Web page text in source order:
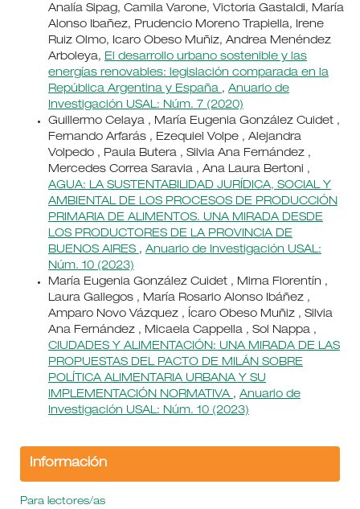
Analía Sipag, Camila Varone, Victoria Gastaldi, María
Alonso Ibañez, Prudencio Moreno Trapiella, Irene
Ruiz Olmo, Icaro Obeso Muñiz, Andrea Menéndez
Arboleya, El desarrollo urbano sostenible y las
energías renovables: legislación comparada en la
República Argentina y España , Anuario de
Investigación USAL: Núm. 7 (2020)
Guillermo Celaya , María Eugenia González Cuidet ,
Fernando Arfarás , Ezequiel Volpe , Alejandra
Volpedo , Paula Butera , Silvia Ana Fernández ,
Mercedes Correa Saravia , Ana Laura Bertoni ,
AGUA: LA SUSTENTABILIDAD JURÍDICA, SOCIAL Y
AMBIENTAL DE LOS PROCESOS DE PRODUCCIÓN
PRIMARIA DE ALIMENTOS. UNA MIRADA DESDE
LOS PRODUCTORES DE LA PROVINCIA DE
BUENOS AIRES , Anuario de Investigación USAL:
Núm. 10 (2023)
María Eugenia González Cuidet , Mirna Florentín ,
Laura Gallegos , María Rosario Alonso Ibáñez ,
Amparo Novo Vázquez , Ícaro Obeso Muñiz , Silvia
Ana Fernández , Micaela Cappella , Sol Nappa ,
CIUDADES Y ALIMENTACIÓN: UNA MIRADA DE LAS
PROPUESTAS DEL PACTO DE MILÁN SOBRE
POLÍTICA ALIMENTARIA URBANA Y SU
IMPLEMENTACIÓN NORMATIVA , Anuario de
Investigación USAL: Núm. 10 (2023)
Información
Para lectores/as